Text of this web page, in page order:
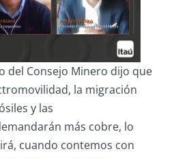
del Consejo Minero dijo que
la migración
y las
más cobre, lo
cuando contemos con